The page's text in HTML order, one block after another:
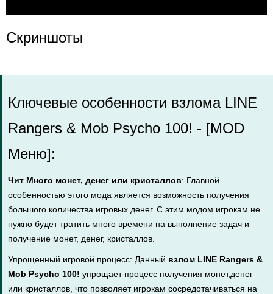
Скриншоты
Ключевые особенности взлома LINE
Rangers & Mob Psycho 100! - [MOD
Меню]:
Чит Много монет, денег или кристаллов: Главной
особенностью этого мода является возможность получения
большого количества игровых денег. С этим модом игрокам не
нужно будет тратить много времени на выполнение задач и
получение монет, денег, кристаллов.
Упрощенный игровой процесс: Данный взлом LINE Rangers &
Mob Psycho 100! упрощает процесс получения монет,денег
или кристаллов, что позволяет игрокам сосредотачиваться на